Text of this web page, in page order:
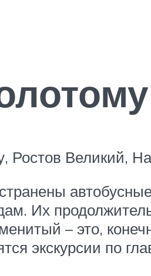
Ростов Великий,
Их
– это,
экскурсии по